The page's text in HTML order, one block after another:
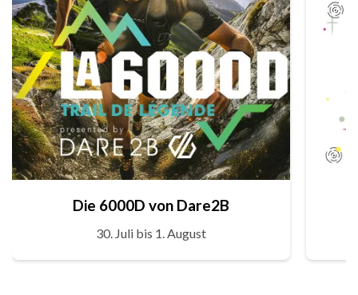
Die 6000D von Dare2B
30. Juli bis 1. August